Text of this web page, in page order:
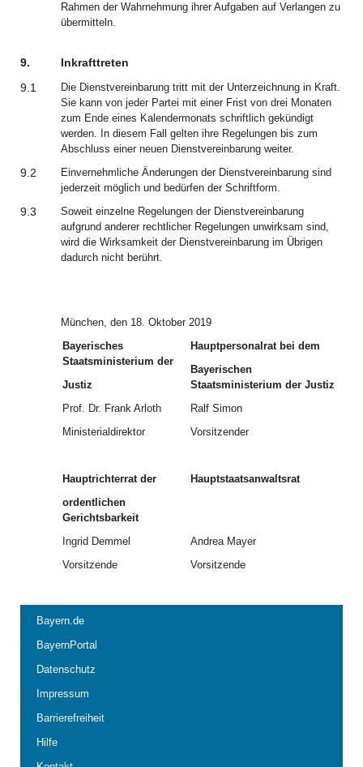
Rahmen der Wahrnehmung ihrer Aufgaben auf Verlangen zu
übermitteln.
9.
Inkrafttreten
9.1
Die Dienstvereinbarung tritt mit der Unterzeichnung in Kraft.
Sie kann von jeder Partei mit einer Frist von drei Monaten
zum Ende eines Kalendermonats schriftlich gekündigt
werden. In diesem Fall gelten ihre Regelungen bis zum
Abschluss einer neuen Dienstvereinbarung weiter.
9.2
Einvernehmliche Änderungen der Dienstvereinbarung sind
jederzeit möglich und bedürfen der Schriftform.
9.3
Soweit einzelne Regelungen der Dienstvereinbarung
aufgrund anderer rechtlicher Regelungen unwirksam sind,
wird die Wirksamkeit der Dienstvereinbarung im Übrigen
dadurch nicht berührt.
München, den 18. Oktober 2019
Bayerisches
Staatsministerium der
Justiz
Hauptpersonalrat bei dem
Bayerischen
Staatsministerium der Justiz
Prof. Dr. Frank Arloth
Ministerialdirektor
Ralf Simon
Vorsitzender
Hauptrichterrat der
ordentlichen
Gerichtsbarkeit
Hauptstaatsanwaltsrat
Ingrid Demmel
Vorsitzende
Andrea Mayer
Vorsitzende
Bayern.de
BayernPortal
Datenschutz
Impressum
Barrierefreiheit
Hilfe